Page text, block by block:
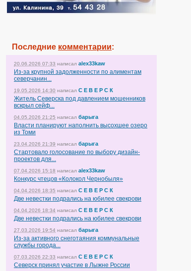
Последние комментарии:
20.06.2026 07:33 написал alex33kaw
Из-за крупной задолженности по алиментам
северчанин...
19.05.2026 14:30 написал С Е В Е Р С К
Житель Северска под давлением мошенников
вскрыл сейф...
04.05.2026 21:25 написал барыга
Власти планируют наполнить высохшее озеро
из Томи
23.04.2026 21:39 написал барыга
Стартовало голосование по выбору дизайн-
проектов для...
07.04.2026 15:18 написал alex33kaw
Конкурс чтецов «Колокол Чернобыля»
04.04.2026 18:35 написал С Е В Е Р С К
Две невестки подрались на юбилее свекрови
04.04.2026 18:34 написал С Е В Е Р С К
Две невестки подрались на юбилее свекрови
27.03.2026 19:54 написал барыга
Из-за активного снеготаяния коммунальные
службы города...
07.03.2026 22:33 написал С Е В Е Р С К
Северск принял участие в Лыжне России